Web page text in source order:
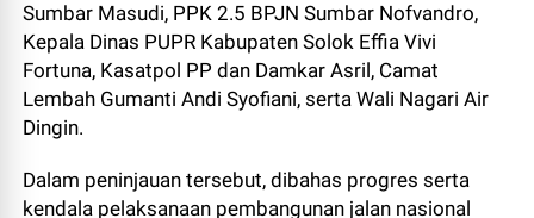
Sumbar Masudi, PPK 2.5 BPJN Sumbar Nofvandro,
Kepala Dinas PUPR Kabupaten Solok Effia Vivi
Fortuna, Kasatpol PP dan Damkar Asril, Camat
Lembah Gumanti Andi Syofiani, serta Wali Nagari Air
Dingin.
Dalam peninjauan tersebut, dibahas progres serta
kendala pelaksanaan pembangunan jalan nasional